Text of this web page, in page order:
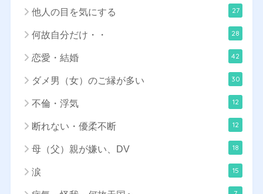
他人の目を気にする 27
何故自分だけ・・ 28
恋愛・結婚 42
ダメ男（女）のご縁が多い 30
不倫・浮気 12
断れない・優柔不断 12
母（父）親が嫌い、DV 18
涙 15